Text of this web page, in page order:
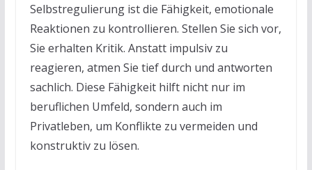
Selbstregulierung ist die Fähigkeit, emotionale
Reaktionen zu kontrollieren. Stellen Sie sich vor,
Sie erhalten Kritik. Anstatt impulsiv zu
reagieren, atmen Sie tief durch und antworten
sachlich. Diese Fähigkeit hilft nicht nur im
beruflichen Umfeld, sondern auch im
Privatleben, um Konflikte zu vermeiden und
konstruktiv zu lösen.